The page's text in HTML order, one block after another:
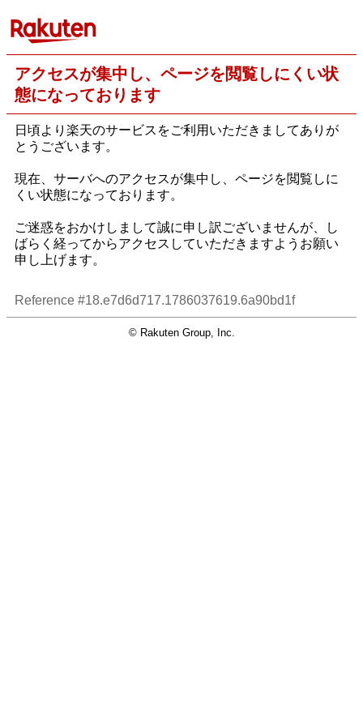
アクセスが集中し、ページを閲覧しにくい状
態になっております
日頃より楽天のサービスをご利用いただきましてありが
とうございます。
現在、サーバへのアクセスが集中し、ページを閲覧しに
くい状態になっております。
ご迷惑をおかけしまして誠に申し訳ございませんが、し
ばらく経ってからアクセスしていただきますようお願い
申し上げます。
Reference #18.e7d6d717.1786037619.6a90bd1f
© Rakuten Group, Inc.